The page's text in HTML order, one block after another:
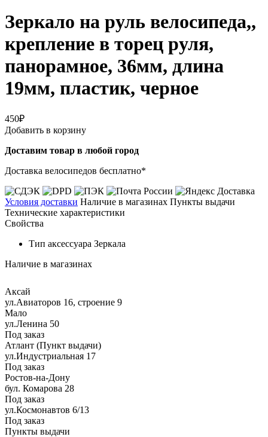
Зеркало на руль велосипеда,,
крепление в торец руля,
панорамное, 36мм, длина
19мм, пластик, черное
450₽
Добавить в корзину
Доставим товар в любой город
Доставка велосипедов бесплатно*
Условия доставки Наличие в магазинах Пункты выдачи
Технические характеристики
Свойства
Тип аксессуара Зеркала
Наличие в магазинах
Аксай
ул.Авиаторов 16, строение 9
Мало
ул.Ленина 50
Под заказ
Атлант (Пункт выдачи)
ул.Индустриальная 17
Под заказ
Ростов-на-Дону
бул. Комарова 28
Под заказ
ул.Космонавтов 6/13
Под заказ
Пункты выдачи